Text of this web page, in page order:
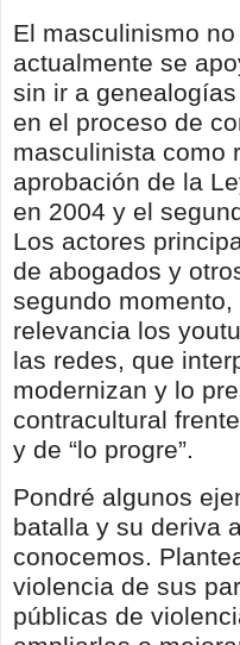
El masculinismo
actualmente se
sin ir a
en el proceso de
masculinista como
aprobación de la
en 2004 y el
Los actores
de abogados y
segundo
relevancia los
las redes, que
modernizan y lo
contracultural
y de “lo progre”.
Pondré algunos
batalla y su deriva
conocemos.
violencia de sus
públicas de